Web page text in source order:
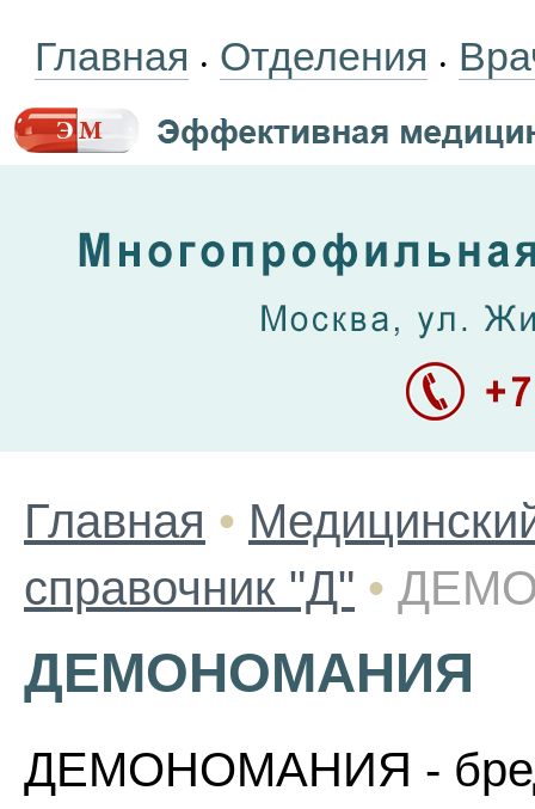
Главная • Отделения •
Главная •
справочник "Д" •
ДЕМОНОМАНИЯ
ДЕМОНОМАНИЯ -